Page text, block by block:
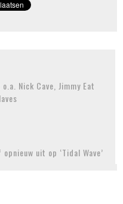
Nick Cave, Jimmy Eat
uit op ‘Tidal Wave’